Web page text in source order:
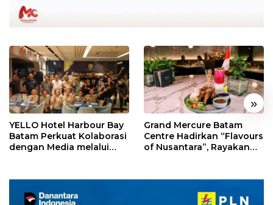
« »
YELLO Hotel Harbour Bay
Batam Perkuat Kolaborasi
dengan Media melalui
Grand Mercure Batam
Centre Hadirkan “Flavours
of Nusantara”, Rayakan